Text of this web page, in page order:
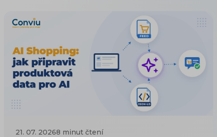
21. 07. 20268 minut čtení